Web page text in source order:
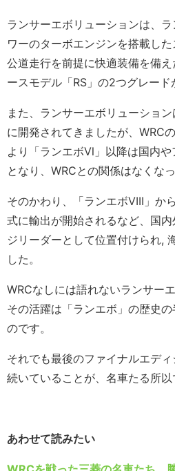
ランサーエボリューションは、
ワーのターボエンジンを搭載した
公道走行を前提に快適装備を備
ースモデル「RS」の2つグレード
また、ランサーエボリューショ
に開発されてきましたが、WRC
より「ランエボⅥ」以降は国内
となり、WRCとの関係はなくなっ
そのかわり、「ランエボVIII」か
式に輸出が開始されるなど、国
ジリーダーとして位置付けられ,
した。
WRCなしには語れないランサー
その活躍は「ランエボ」の歴史
のです。
それでも最後のファイナルエデ
続いていることが、名車たる所以
あわせて読みたい